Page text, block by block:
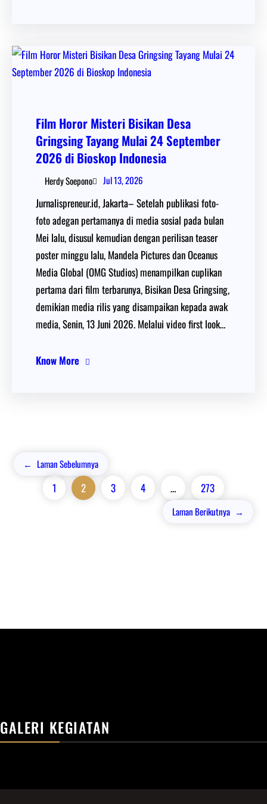
Film Horor Misteri Bisikan Desa
Gringsing Tayang Mulai 24 September
2026 di Bioskop Indonesia
Herdy Soepono Jul 13, 2026
Jurnalispreneur.id, Jakarta– Setelah publikasi foto-
foto adegan pertamanya di media sosial pada bulan
Mei lalu, disusul kemudian dengan perilisan teaser
poster minggu lalu, Mandela Pictures dan Oceanus
Media Global (OMG Studios) menampilkan cuplikan
pertama dari film terbarunya, Bisikan Desa Gringsing,
demikian media rilis yang disampaikan kepada awak
media, Senin, 13 Juni 2026. Melalui video first look…
Know More
← Laman Sebelumnya
1 2 3 4 … 273
Laman Berikutnya →
GALERI KEGIATAN